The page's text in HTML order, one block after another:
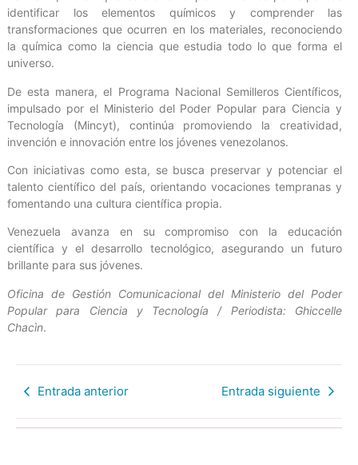
identificar los elementos químicos y comprender las
transformaciones que ocurren en los materiales, reconociendo
la química como la ciencia que estudia todo lo que forma el
universo.
De esta manera, el Programa Nacional Semilleros Científicos,
impulsado por el Ministerio del Poder Popular para Ciencia y
Tecnología (Mincyt), continúa promoviendo la creatividad,
invención e innovación entre los jóvenes venezolanos.
Con iniciativas como esta, se busca preservar y potenciar el
talento científico del país, orientando vocaciones tempranas y
fomentando una cultura científica propia.
Venezuela avanza en su compromiso con la educación
científica y el desarrollo tecnológico, asegurando un futuro
brillante para sus jóvenes.
Oficina de Gestión Comunicacional del Ministerio del Poder
Popular para Ciencia y Tecnología / Periodista: Ghiccelle
Chacìn.
Entrada anterior Entrada siguiente